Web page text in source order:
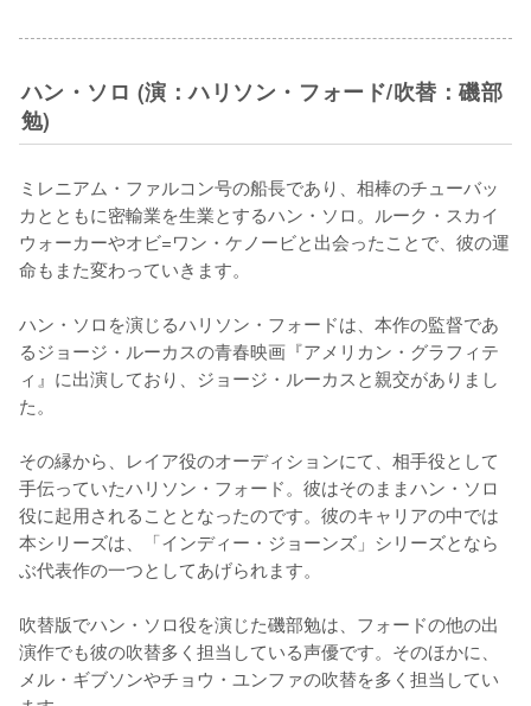
ハン・ソロ (演：ハリソン・フォード/吹替：磯部
勉)
ミレニアム・ファルコン号の船長であり、相棒のチューバッ
カとともに密輸業を生業とするハン・ソロ。ルーク・スカイ
ウォーカーやオビ=ワン・ケノービと出会ったことで、彼の運
命もまた変わっていきます。
ハン・ソロを演じるハリソン・フォードは、本作の監督であ
るジョージ・ルーカスの青春映画『アメリカン・グラフィテ
ィ』に出演しており、ジョージ・ルーカスと親交がありまし
た。
その縁から、レイア役のオーディションにて、相手役として
手伝っていたハリソン・フォード。彼はそのままハン・ソロ
役に起用されることとなったのです。彼のキャリアの中では
本シリーズは、「インディー・ジョーンズ」シリーズとなら
ぶ代表作の一つとしてあげられます。
吹替版でハン・ソロ役を演じた磯部勉は、フォードの他の出
演作でも彼の吹替多く担当している声優です。そのほかに、
メル・ギブソンやチョウ・ユンファの吹替を多く担当してい